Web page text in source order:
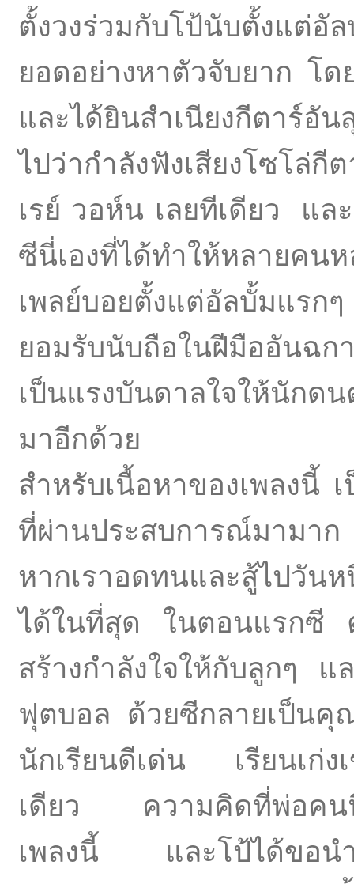
ตั้งวงร่วมกับโป้นับตั้งแต่
ยอดอย่างหาตัวจับยาก โ
และได้ยินสำเนียงกีตาร์อั
ไปว่ากำลังฟังเสียงโซโล่
เรย์ วอห์น เลยทีเดียว แล
ซีนี่เองที่ได้ทำให้หลายคน
เพลย์บอยตั้งแต่อัลบั้มแ
ยอมรับนับถือในฝีมืออันฉก
เป็นแรงบันดาลใจให้นักด
มาอีกด้วย
สำหรับเนื้อหาของเพลงนี้
ที่ผ่านประสบการณ์มามา
หากเราอดทนและสู้ไปวัน
ได้ในที่สุด ในตอนแรกซี ต้
สร้างกำลังใจให้กับลูกๆ
ฟุตบอล ด้วยซีกลายเป็นคุ
นักเรียนดีเด่น เรียนเก่ง
เดียว ความคิดที่พ่อคนนี้
เพลงนี้ และโป้ได้ขอนำ